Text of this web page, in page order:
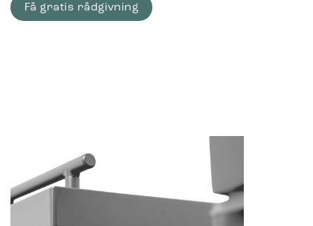
Få gratis rådgivning